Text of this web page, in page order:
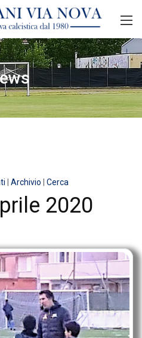
Archivio Cerca
2020